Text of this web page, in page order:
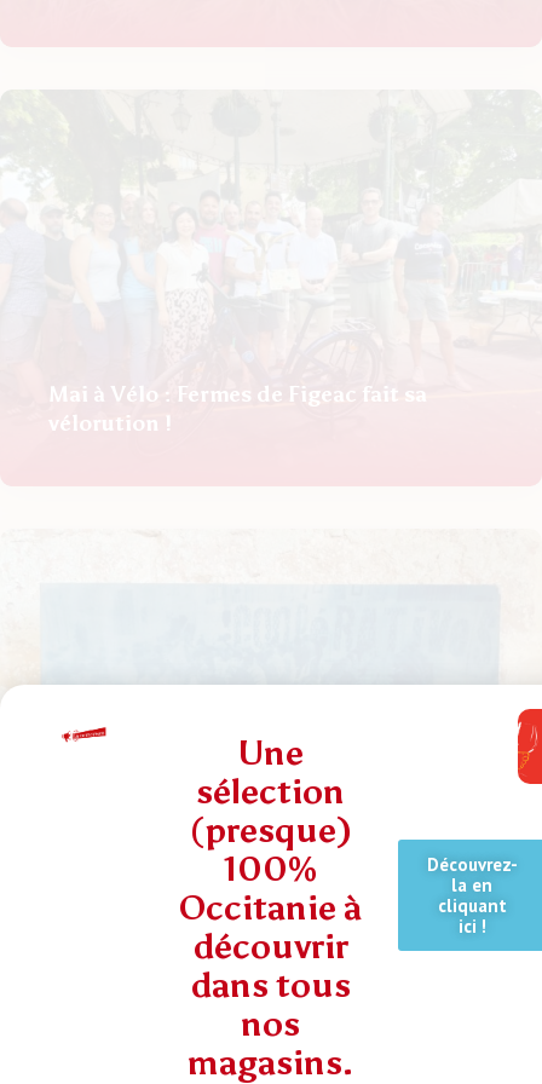
Mai à Vélo : Fermes de Figeac fait sa
vélorution !
Champ libre : sortie de résidence pour
l’artiste Lilie Pinot
Une
sélection
(presque)
100%
Occitanie à
découvrir
dans tous
nos
magasins.
Découvrez-
la en
cliquant
ici !